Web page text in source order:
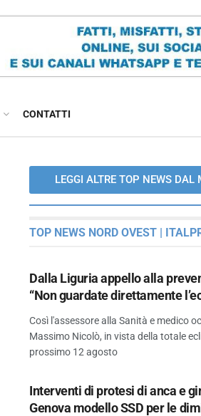
CONTATTI
LEGGI ALTRE TOP NEWS DAL
TOP NEWS NORD OVEST |
Dalla Liguria appello alla
“Non guardate direttamente
Così l'assessore alla Sanità e medico
Massimo Nicolò, in vista della totale
prossimo 12 agosto
Interventi di protesi di anca e
Genova modello SSD per le